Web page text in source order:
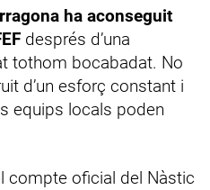
ha aconseguit
després d’una
tothom bocabadat. No
d’un esforç constant i
equips locals poden
compte oficial del Nàstic